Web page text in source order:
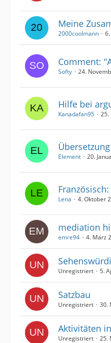
Meine
2000coolmann
Comment:
Softy 24.
Hilfe bei
Kanadafan95 25.
Element 20.
Lena 4. Oktober
mediation
emre94 4. März
Unregistriert 5.
Satzbau
Unregistriert 30.
Aktivitäten
Unregistriert 25.